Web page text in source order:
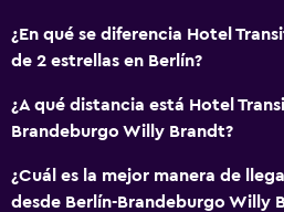
¿En qué se diferencia Hotel
de 2 estrellas en Berlín?
¿A qué distancia está Hotel
Brandeburgo Willy Brandt?
¿Cuál es la mejor manera de
desde Berlín-Brandeburgo Willy